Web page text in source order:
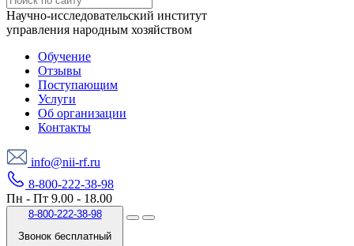
Научно-исследовательский институт
управления народным хозяйством
Обучение
Отзывы
Поступающим
Услуги
Об организации
Контакты
info@nii-rf.ru
8-800-222-38-98
Пн - Пт 9.00 - 18.00
8-800-222-38-98
Звонок бесплатный